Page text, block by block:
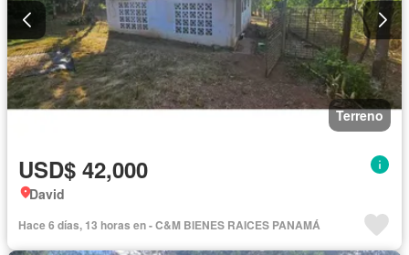
Terreno
USD$ 42,000
David
Hace 6 días, 13 horas en - C&M BIENES RAICES PANAMÁ